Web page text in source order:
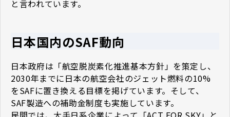
と言われています。
日本国内のSAF動向
日本政府は「航空脱炭素化推進基本方針」を策定し、
2030年までに日本の航空会社のジェット燃料の10%
をSAFに置き換える目標を掲げています。そして、
SAF製造への補助金制度も実施しています。